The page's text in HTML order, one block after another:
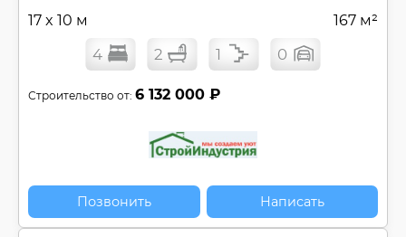
17 x 10 м 167 м²
4 2 1 0
Строительство от: 6 132 000 ₽
Позвонить Написать